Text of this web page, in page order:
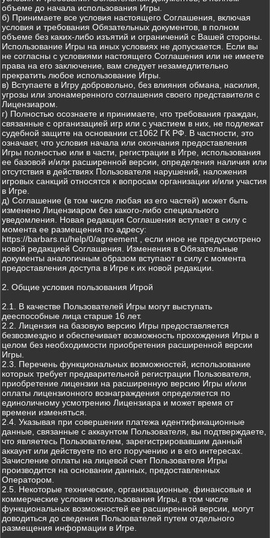
объеме до начала использования Игры.
б) Принимаете все условия настоящего Соглашения, включая
условия и требования Обязательных документов, в полном
объеме без каких-либо изъятий и ограничений с Вашей стороны.
Использование Игры на иных условиях не допускается. Если вы
не согласны с условиями настоящего Соглашения или не имеете
права на его заключение, вам следует незамедлительно
прекратить любое использование Игры.
в) Вступаете в Игру добровольно, без влияния обмана, насилия,
угрозы или злонамеренного соглашения своего представителя с
Лицензиаром.
г) Полностью осознаете и принимаете, что требования граждан,
связанные с организацией игр или с участием в них, не подлежат
судебной защите на основании ст.1062 ГК РФ. В частности, это
означает, что условия начала или окончания предоставления
Игры полностью или в части, регистрации в Игре, использования
ее базовой и/или расширенной версии, определения наличия или
отсутствия в действиях Пользователя нарушений, наложения
игровых санкций относятся к вопросам организации и/или участия
в Игре.
д) Соглашение (в том числе любая из его частей) может быть
изменено Лицензиаром без какого-либо специального
уведомления. Новая редакция Соглашения вступает в силу с
момента ее размещения по адресу:
https://barbars.ru/help/0/agreement , если иное не предусмотрено
новой редакцией Соглашения. Изменения в Обязательные
документы аналогичным образом вступают в силу с момента
предоставления доступа в Игре к их новой редакции.
2. Общие условия пользования Игрой
2.1. В качестве Пользователей Игры могут выступать
дееспособные лица старше 16 лет.
2.2. Лицензия на базовую версию Игры предоставляется
безвозмездно и обеспечивает возможность прохождения Игры в
целом без необходимости приобретения расширенной версии
Игры.
2.3. Перечень функциональных возможностей, использование
которых требует предварительной регистрации Пользователя,
приобретение лицензии на расширенную версию Игры и/или
оплаты лицензионного вознаграждения определяется по
единоличному усмотрению Лицензиара и может время от
времени изменяться.
2.4. Указывая при совершении платежа идентификационные
данные, связанные с аккаунтом Пользователя, вы подтверждаете,
что являетесь Пользователем, зарегистрировавшим данный
аккаунт или действуете по его поручению и в его интересах.
Зачисление оплаты на лицевой счет Пользователя Игры
производится на основании данных, предоставленных
Оператором.
2.5. Некоторые технические, организационные, финансовые и
коммерческие условия использования Игры, в том числе
функциональных возможностей ее расширенной версии, могут
доводиться до сведения Пользователей путем отдельного
размещения информации в Игре.